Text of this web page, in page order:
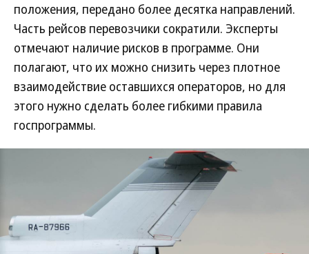
положения, передано более десятка направлений.
Часть рейсов перевозчики сократили. Эксперты
отмечают наличие рисков в программе. Они
полагают, что их можно снизить через плотное
взаимодействие оставшихся операторов, но для
этого нужно сделать более гибкими правила
госпрограммы.